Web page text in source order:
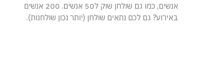
אנשים, כמו גם שולחן שוק ל50 אנשים. 200 אנשים
באירוע? גם לכם נתאים שולחן (יותר נכון שולחנות).